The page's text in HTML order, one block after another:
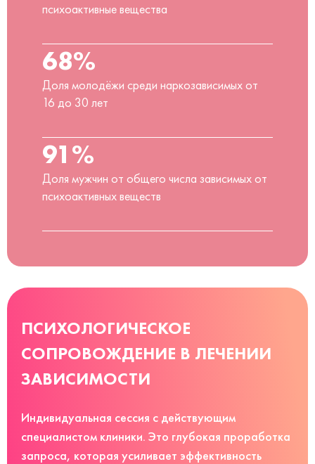
психоактивные вещества
68%
Доля молодёжи среди наркозависимых от
16 до 30 лет
91%
Доля мужчин от общего числа зависимых от
психоактивных веществ
ПСИХОЛОГИЧЕСКОЕ
СОПРОВОЖДЕНИЕ В ЛЕЧЕНИИ
ЗАВИСИМОСТИ
Индивидуальная сессия с действующим
специалистом клиники. Это глубокая проработка
запроса, которая усиливает эффективность